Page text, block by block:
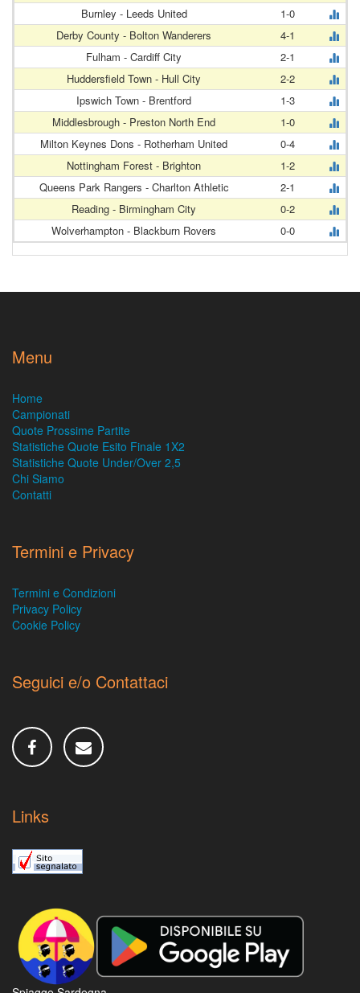
Burnley - Leeds United
1-0
Derby County - Bolton Wanderers
4-1
Fulham - Cardiff City
2-1
Huddersfield Town - Hull City
2-2
Ipswich Town - Brentford
1-3
Middlesbrough - Preston North End
1-0
Milton Keynes Dons - Rotherham United
0-4
Nottingham Forest - Brighton
1-2
Queens Park Rangers - Charlton Athletic
2-1
Reading - Birmingham City
0-2
Wolverhampton - Blackburn Rovers
0-0
Menu
Home
Campionati
Quote Prossime Partite
Statistiche Quote Esito Finale 1X2
Statistiche Quote Under/Over 2,5
Chi Siamo
Contatti
Termini e Privacy
Termini e Condizioni
Privacy Policy
Cookie Policy
Seguici e/o Contattaci
Links